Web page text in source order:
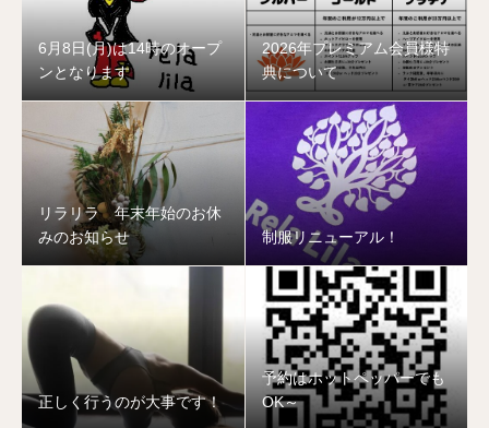
6月8日(月)は14時のオープ
ンとなります
2026年プレミアム会員様特
典について
リラリラ 年末年始のお休
みのお知らせ
制服リニューアル！
正しく行うのが大事です！
予約はホットペッパーでも
OK～